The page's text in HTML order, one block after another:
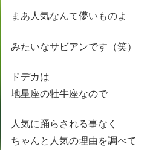
まあ人気なんて儚いものよ
みたいなサビアンです（笑）
ドデカは
地星座の牡牛座なので
人気に踊らされる事なく
ちゃんと人気の理由を調べて